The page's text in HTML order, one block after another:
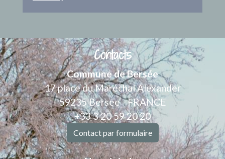
Contacts
Commune de Bersée
17 place du Maréchal Alexander
59235 Bersée - FRANCE
+33 3 20 59 20 20
Contact par formulaire